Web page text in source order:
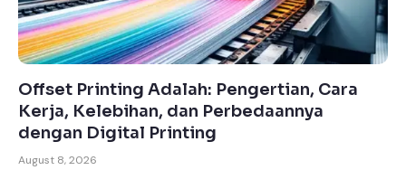
Offset Printing Adalah: Pengertian, Cara
Kerja, Kelebihan, dan Perbedaannya
dengan Digital Printing
August 8, 2026